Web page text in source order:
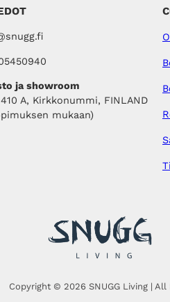
ja showroom
A, Kirkkonummi, FINLAND
mukaan)
Copyright © 2026 SNUGG Living |